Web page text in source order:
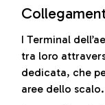
I Terminal
tra loro
dedicata, che
aree dello scalo.